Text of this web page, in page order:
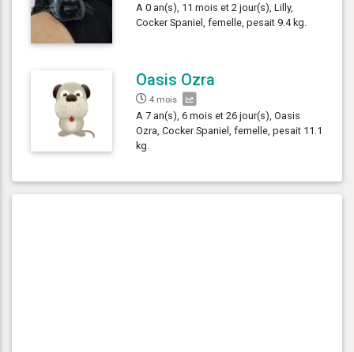
A 0 an(s), 11 mois et 2 jour(s), Lilly,
Cocker Spaniel, femelle, pesait 9.4 kg.
Oasis Ozra
4 mois
A 7 an(s), 6 mois et 26 jour(s), Oasis
Ozra, Cocker Spaniel, femelle, pesait 11.1
kg.